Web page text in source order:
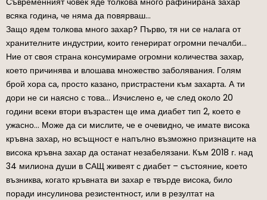
всяка година, че няма да повярваш…
Защо ядем толкова много захар? Първо, тя ни се налага от
хранителните индустрии, които генерират огромни печалби…
Ние от своя страна консумираме огромни количества захар,
което причинява и влошава множество заболявания. Голям
брой хора са, просто казано, пристрастени към захарта. А ти
дори не си наясно с това… Изчислено е, че след около 20
години всеки втори възрастен ще има диабет тип 2, което е
ужасно… Може да си мислите, че е очевидно, че имате висока
кръвна захар, но всъщност е напълно възможно признаците на
висока кръвна захар да останат незабелязани. Към 2018 г. над
34 милиона души в САЩ живеят с диабет – състояние, което
възниква, когато кръвната ви захар е твърде висока, било
поради инсулинова резистентност, или в резултат на